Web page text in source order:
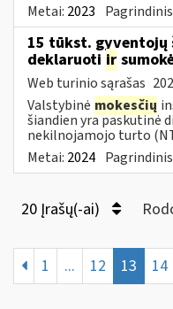
Metai: 2023
15 tūkst. gyventojų
deklaruoti ir
Web turinio sąrašas
Valstybinė mokesčių
šiandien yra paskutinė
nekilnojamojo turto
Metai: 2024
20 Įrašų(-ai)
1 ... 12 13 14